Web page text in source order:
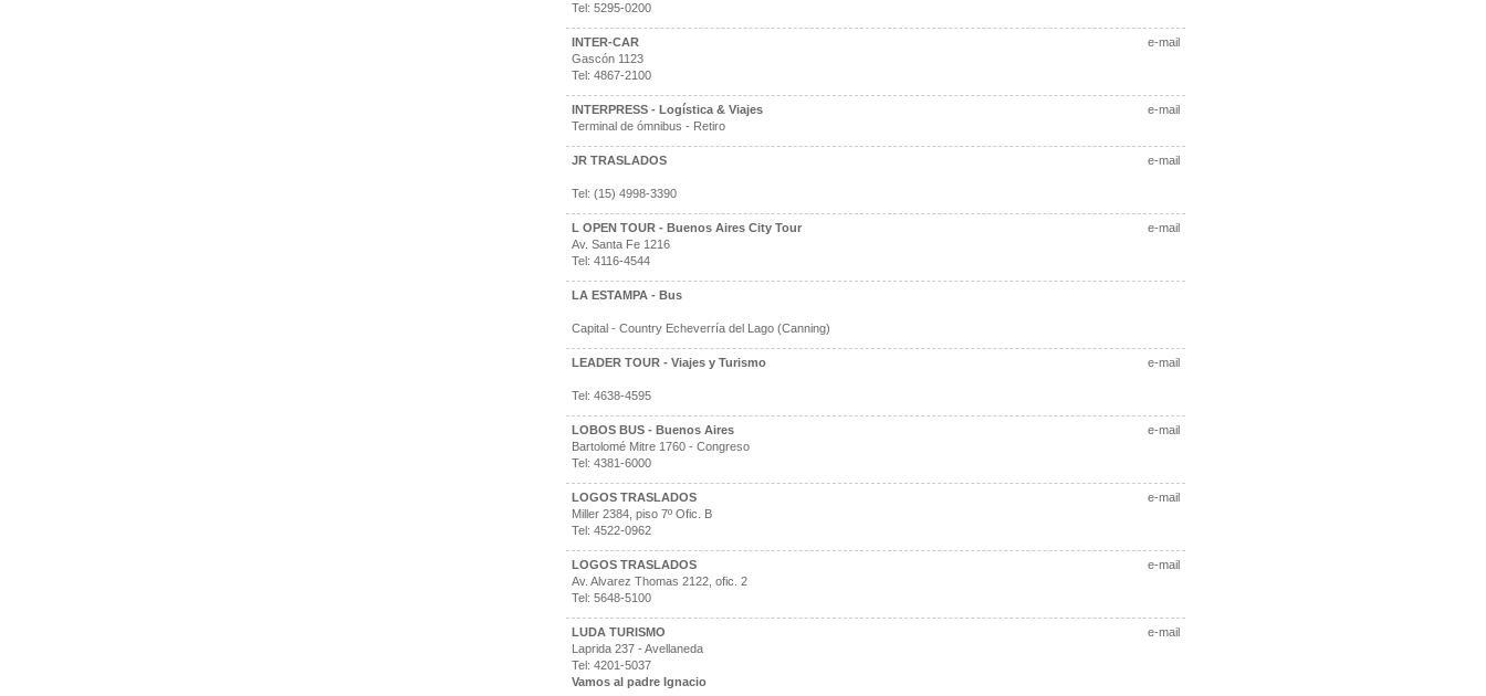
Tel: 5295-0200
e-mail
INTER-CAR
Gascón 1123
Tel: 4867-2100
e-mail
INTERPRESS - Logística & Viajes
Terminal de ómnibus - Retiro
e-mail
JR TRASLADOS
Tel: (15) 4998-3390
e-mail
L OPEN TOUR - Buenos Aires City Tour
Av. Santa Fe 1216
Tel: 4116-4544
LA ESTAMPA - Bus
Capital - Country Echeverría del Lago (Canning)
e-mail
LEADER TOUR - Viajes y Turismo
Tel: 4638-4595
e-mail
LOBOS BUS - Buenos Aires
Bartolomé Mitre 1760 - Congreso
Tel: 4381-6000
e-mail
LOGOS TRASLADOS
Miller 2384, piso 7º Ofic. B
Tel: 4522-0962
e-mail
LOGOS TRASLADOS
Av. Alvarez Thomas 2122, ofic. 2
Tel: 5648-5100
e-mail
LUDA TURISMO
Laprida 237 - Avellaneda
Tel: 4201-5037
Vamos al padre Ignacio